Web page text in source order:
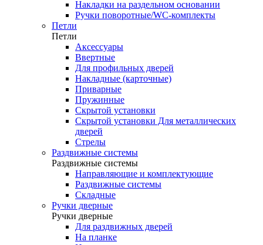
Накладки на раздельном основании
Ручки поворотные/WC-комплекты
Петли
Петли
Аксессуары
Ввертные
Для профильных дверей
Накладные (карточные)
Приварные
Пружинные
Скрытой установки
Скрытой установки Для металлических
дверей
Стрелы
Раздвижные системы
Раздвижные системы
Направляющие и комплектующие
Раздвижные системы
Складные
Ручки дверные
Ручки дверные
Для раздвижных дверей
На планке